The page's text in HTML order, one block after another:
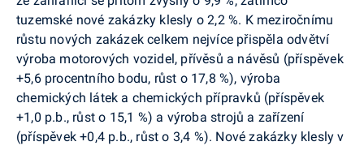
tuzemské nové zakázky klesly o 2,2 %. K meziročnímu
růstu nových zakázek celkem nejvíce přispěla odvětví
výroba motorových vozidel, přívěsů a návěsů (příspěvek
+5,6 procentního bodu, růst o 17,8 %), výroba
chemických látek a chemických přípravků (příspěvek
+1,0 p.b., růst o 15,1 %) a výroba strojů a zařízení
(příspěvek +0,4 p.b., růst o 3,4 %). Nové zakázky klesly v